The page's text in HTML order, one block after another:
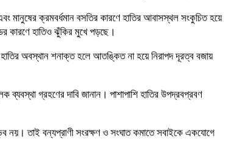
মানুষের ক্রমবর্ধমান বসতির কারণে হাতির আবাসস্থল সংকুচিত হয়ে
কারণে হাতিও ঝুঁকির মুখে পড়ছে।
অবস্থান শনাক্ত হলে আতঙ্কিত না হয়ে নিরাপদ দূরত্ব বজায়
ব্যবস্থা গ্রহণের দাবি জানান। পাশাপাশি হাতির উপদ্রবপ্রবণ
নয়। তাই বন্যপ্রাণী সংরক্ষণ ও সংঘাত কমাতে সবাইকে একযোগে